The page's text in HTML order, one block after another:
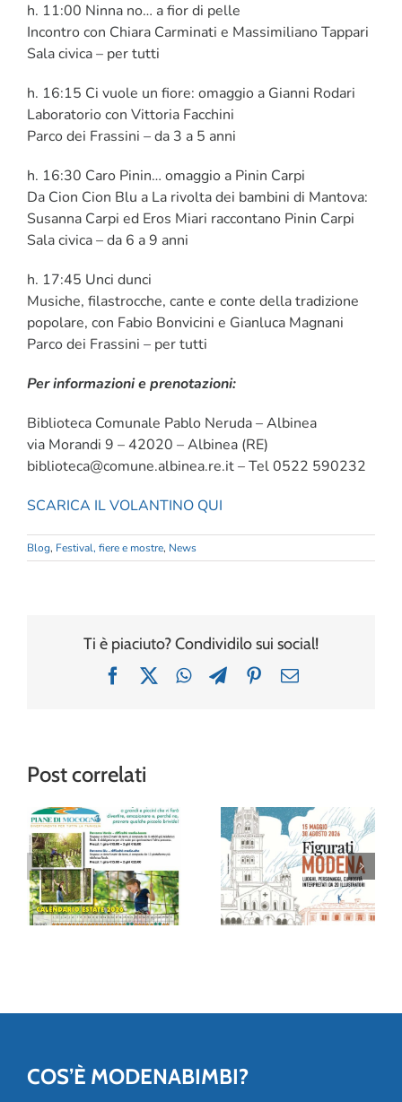
h. 11:00 Ninna no… a fior di pelle
Incontro con Chiara Carminati e Massimiliano Tappari
Sala civica – per tutti
h. 16:15 Ci vuole un fiore: omaggio a Gianni Rodari
Laboratorio con Vittoria Facchini
Parco dei Frassini – da 3 a 5 anni
h. 16:30 Caro Pinin… omaggio a Pinin Carpi
Da Cion Cion Blu a La rivolta dei bambini di Mantova:
Susanna Carpi ed Eros Miari raccontano Pinin Carpi
Sala civica – da 6 a 9 anni
h. 17:45 Unci dunci
Musiche, filastrocche, cante e conte della tradizione
popolare, con Fabio Bonvicini e Gianluca Magnani
Parco dei Frassini – per tutti
Per informazioni e prenotazioni:
Biblioteca Comunale Pablo Neruda – Albinea
via Morandi 9 – 42020 – Albinea (RE)
biblioteca@comune.albinea.re.it – Tel 0522 590232
SCARICA IL VOLANTINO QUI
Blog, Festival, fiere e mostre, News
Ti è piaciuto? Condividilo sui social!
FacebookWhatsAppTelegramPinterest
Email
Post correlati
Avventura tra gli
alberi al Family
Park delle Piane
di Mocogno
“Figurati
Modena”: al
Museo della
Figurina una
mostra (e un
album!) per
COS’È MODENABIMBI?